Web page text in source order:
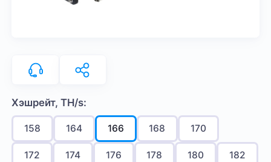
Хэшрейт, TH/s:
158 164 166 168 170
172 174 176 178 180 182